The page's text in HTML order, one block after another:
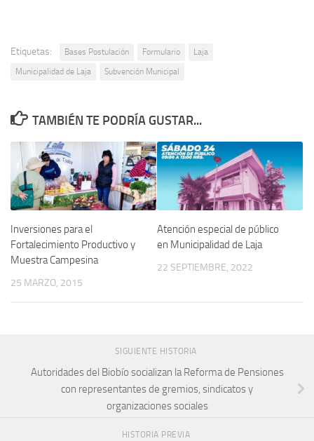
Etiquetas: Bases Postulación Formulario
Laja
Municipalidad de Laja
Subvención Municipal
TAMBIÉN TE PODRÍA GUSTAR...
Inversiones para el
Fortalecimiento Productivo y
Muestra Campesina
25 MARZO, 2015
Atención especial de público
en Municipalidad de Laja
22 SEPTIEMBRE, 2022
SIGUIENTE HISTORIA
Autoridades del Biobío socializan la Reforma de Pensiones
con representantes de gremios, sindicatos y
organizaciones sociales
HISTORIA PREVIA